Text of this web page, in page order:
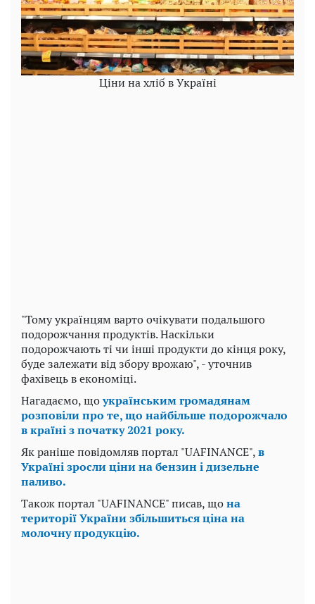
Ціни на хліб в Україні
"Тому українцям варто очікувати подальшого
подорожчання продуктів. Наскільки
подорожчають ті чи інші продукти до кінця року,
буде залежати від збору врожаю", - уточнив
фахівець в економіці.
Нагадаємо, щоукраїнським громадянам
розповіли про те, що найбільше подорожчало
в країні з початку 2021 року.
Як раніше повідомляв портал "UAFINANCE",в
Україні зросли ціни на бензин і дизельне
паливо.
Також портал "UAFINANCE" писав, щона
території України збільшиться ціна на
молочну продукцію.